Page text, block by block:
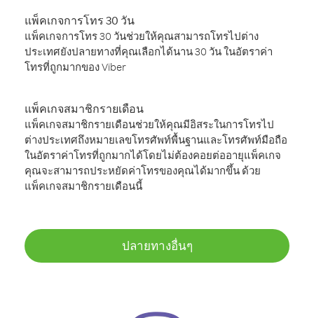
แพ็คเกจการโทร 30 วัน
แพ็คเกจการโทร 30 วันช่วยให้คุณสามารถโทรไปต่าง
ประเทศยังปลายทางที่คุณเลือกได้นาน 30 วัน ในอัตราค่า
โทรที่ถูกมากของ Viber
แพ็คเกจสมาชิกรายเดือน
แพ็คเกจสมาชิกรายเดือนช่วยให้คุณมีอิสระในการโทรไป
ต่างประเทศถึงหมายเลขโทรศัพท์พื้นฐานและโทรศัพท์มือถือ
ในอัตราค่าโทรที่ถูกมากได้โดยไม่ต้องคอยต่ออายุแพ็คเกจ
คุณจะสามารถประหยัดค่าโทรของคุณได้มากขึ้น ด้วย
แพ็คเกจสมาชิกรายเดือนนี้
ปลายทางอื่นๆ